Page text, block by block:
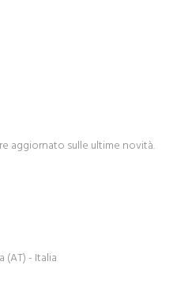
aggiornato sulle ultime novità.
(AT) - Italia